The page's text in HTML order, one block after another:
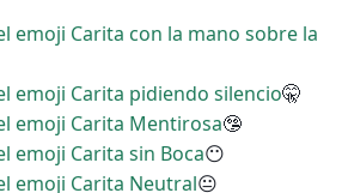
emoji Carita con la mano sobre la
emoji Carita pidiendo silencio🤫
emoji Carita Mentirosa🤥
emoji Carita sin Boca😶
emoji Carita Neutral😐